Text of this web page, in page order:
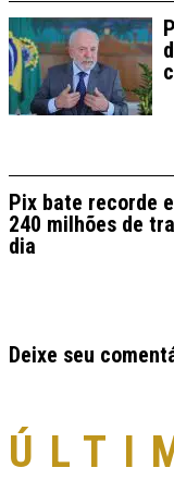
Pix bate recorde
240 milhões de
dia
Deixe seu